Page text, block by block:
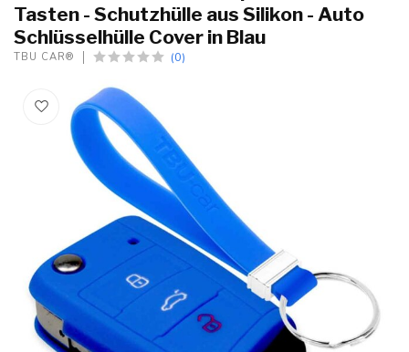
Tasten - Schutzhülle aus Silikon - Auto
Schlüsselhülle Cover in Blau
TBU CAR® (0)